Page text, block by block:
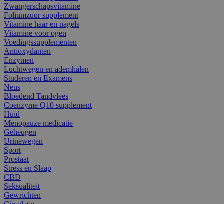
Zwangerschapsvitamine
Foliumzuur supplement
Vitamine haar en nagels
Vitamine voor ogen
Voedingssupplementen
Antioxydanten
Enzymen
Luchtwegen en ademhalen
Studeren en Examens
Neus
Bloedend Tandvlees
Coenzyme Q10 supplement
Huid
Menopauze medicatie
Geheugen
Urinewegen
Sport
Prostaat
Stress en Slaap
CBD
Seksualiteit
Gewrichten